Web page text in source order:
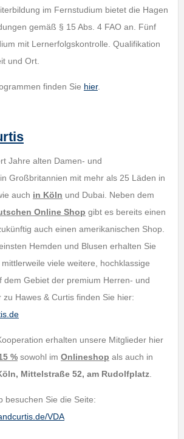
im Fernstudium bietet die Hagen
gemäß § 15 Abs. 4 FAO an. Fünf
mit Lernerfolgskontrolle. Qualifikation
und Ort.
finden Sie hier.
Jahre alten Damen- und
Großbritannien mit mehr als 25 Läden in
auch in Köln und Dubai. Neben dem
Online Shop gibt es bereits einen
auch einen amerikanischen Shop.
Hemden und Blusen erhalten Sie
viele weitere, hochklassige
dem Gebiet der premium Herren- und
Hawes & Curtis finden Sie hier:
erhalten unsere Mitglieder hier
%sowohl im Onlineshop als auch in
Mittelstraße 52, am Rudolfplatz.
besuchen Sie die Seite:
VDA